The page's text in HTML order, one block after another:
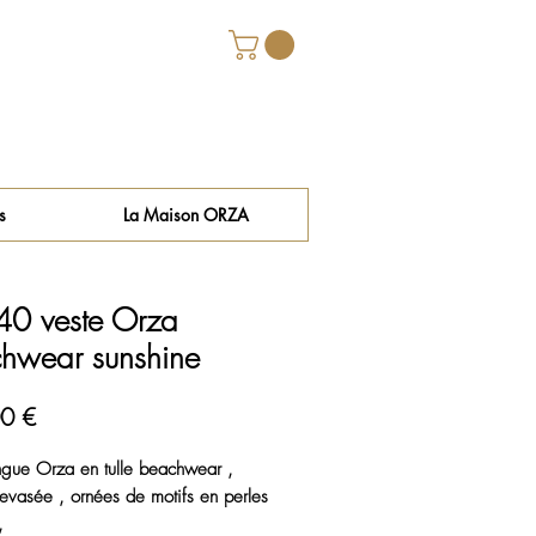
La Maison ORZA
veste Orza
sunshine
€Prix
Orza en tulle beachwear ,
, ornées de motifs en perles